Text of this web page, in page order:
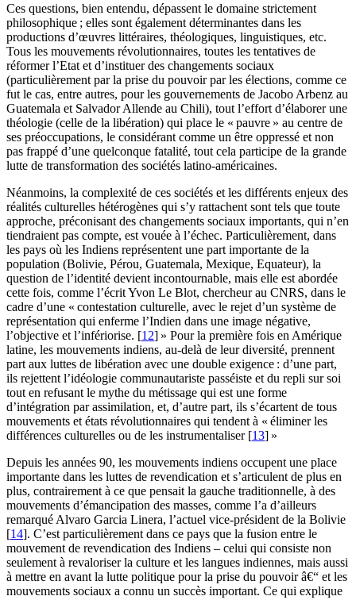
Ces questions, bien entendu, dépassent le domaine strictement
philosophique ; elles sont également déterminantes dans les
productions d’œuvres littéraires, théologiques, linguistiques, etc.
Tous les mouvements révolutionnaires, toutes les tentatives de
réformer l’Etat et d’instituer des changements sociaux
(particulièrement par la prise du pouvoir par les élections, comme ce
fut le cas, entre autres, pour les gouvernements de Jacobo Arbenz au
Guatemala et Salvador Allende au Chili), tout l’effort d’élaborer une
théologie (celle de la libération) qui place le « pauvre » au centre de
ses préoccupations, le considérant comme un être oppressé et non
pas frappé d’une quelconque fatalité, tout cela participe de la grande
lutte de transformation des sociétés latino-américaines.
Néanmoins, la complexité de ces sociétés et les différents enjeux des
réalités culturelles hétérogènes qui s’y rattachent sont tels que toute
approche, préconisant des changements sociaux importants, qui n’en
tiendraient pas compte, est vouée à l’échec. Particulièrement, dans
les pays où les Indiens représentent une part importante de la
population (Bolivie, Pérou, Guatemala, Mexique, Equateur), la
question de l’identité devient incontournable, mais elle est abordée
cette fois, comme l’écrit Yvon Le Blot, chercheur au CNRS, dans le
cadre d’une « contestation culturelle, avec le rejet d’un système de
représentation qui enferme l’Indien dans une image négative,
l’objective et l’infériorise. [12] » Pour la première fois en Amérique
latine, les mouvements indiens, au-delà de leur diversité, prennent
part aux luttes de libération avec une double exigence : d’une part,
ils rejettent l’idéologie communautariste passéiste et du repli sur soi
tout en refusant le mythe du métissage qui est une forme
d’intégration par assimilation, et, d’autre part, ils s’écartent de tous
mouvements et états révolutionnaires qui tendent à « éliminer les
différences culturelles ou de les instrumentaliser [13] »
Depuis les années 90, les mouvements indiens occupent une place
importante dans les luttes de revendication et s’articulent de plus en
plus, contrairement à ce que pensait la gauche traditionnelle, à des
mouvements d’émancipation des masses, comme l’a d’ailleurs
remarqué Alvaro Garcia Linera, l’actuel vice-président de la Bolivie
[14]. C’est particulièrement dans ce pays que la fusion entre le
mouvement de revendication des Indiens – celui qui consiste non
seulement à revaloriser la culture et les langues indiennes, mais aussi
à mettre en avant la lutte politique pour la prise du pouvoir â€“ et les
mouvements sociaux a connu un succès important. Ce qui explique